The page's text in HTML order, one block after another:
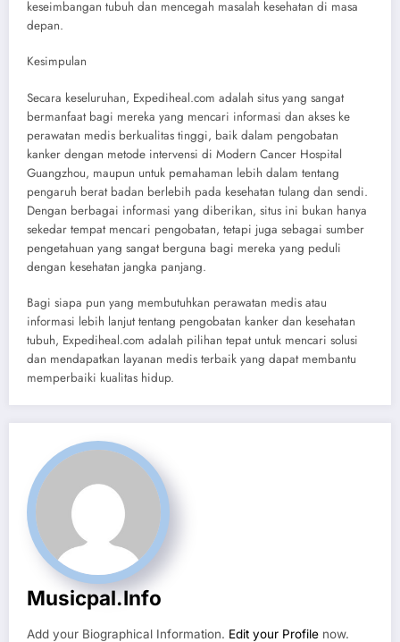
keseimbangan tubuh dan mencegah masalah kesehatan di masa
depan.
Kesimpulan
Secara keseluruhan, Expediheal.com adalah situs yang sangat
bermanfaat bagi mereka yang mencari informasi dan akses ke
perawatan medis berkualitas tinggi, baik dalam pengobatan
kanker dengan metode intervensi di Modern Cancer Hospital
Guangzhou, maupun untuk pemahaman lebih dalam tentang
pengaruh berat badan berlebih pada kesehatan tulang dan sendi.
Dengan berbagai informasi yang diberikan, situs ini bukan hanya
sekedar tempat mencari pengobatan, tetapi juga sebagai sumber
pengetahuan yang sangat berguna bagi mereka yang peduli
dengan kesehatan jangka panjang.
Bagi siapa pun yang membutuhkan perawatan medis atau
informasi lebih lanjut tentang pengobatan kanker dan kesehatan
tubuh, Expediheal.com adalah pilihan tepat untuk mencari solusi
dan mendapatkan layanan medis terbaik yang dapat membantu
memperbaiki kualitas hidup.
Musicpal.info
Add your Biographical Information. Edit your Profile now.